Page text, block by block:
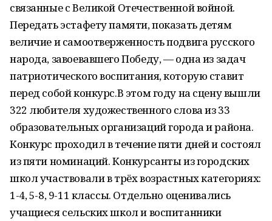
связанные с Великой Отечественной войной.
Передать эстафету памяти, показать детям
величие и самоотверженность подвига русского
народа, завоевавшего Победу, — одна из задач
патриотического воспитания, которую ставит
перед собой конкурс.В этом году на сцену вышли
322 любителя художественного слова из 33
образовательных организаций города и района.
Конкурс проходил в течение пяти дней и состоял
из пяти номинаций. Конкурсанты из городских
школ участвовали в трёх возрастных категориях:
1-4, 5-8, 9-11 классы. Отдельно оценивались
учащиеся сельских школ и воспитанники